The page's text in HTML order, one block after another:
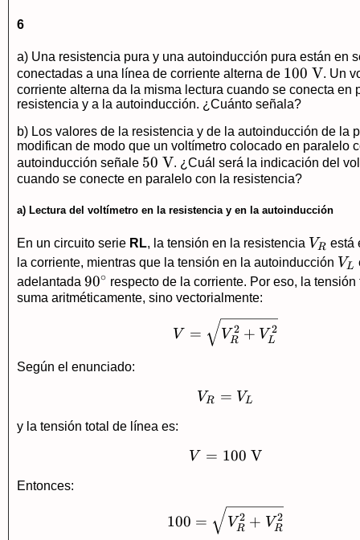
6
a) Una resistencia pura y una autoinducción pura están en
conectadas a una línea de corriente alterna de 100\
\text{V}
100 V. Un
corriente alterna da la misma lectura cuando se conecta en
resistencia y a la autoinducción. ¿Cuánto señala?
b) Los valores de la resistencia y de la autoinducción de la
modifican de modo que un voltímetro colocado en paralelo
autoinducción señale 50\
\text{V}
50 V. ¿Cuál será la indicación del
cuando se conecte en paralelo con la resistencia?
a) Lectura del voltímetro en la resistencia y en la autoinducción
En un circuito serie RL, la tensión en la resistencia V_R
VR está
la corriente, mientras que la tensión en la autoinducción VL
adelantada 90^\circ
90∘ respecto de la corriente. Por eso, la tensión
suma aritméticamente, sino vectorialmente:
V = VR
2 + VL
2
Según el enunciado:
V_R=V_L
VR = VL
y la tensión total de línea es:
V=100\ \text{V}
V = 100 V
Entonces:
100 = VR
2 + VR
2